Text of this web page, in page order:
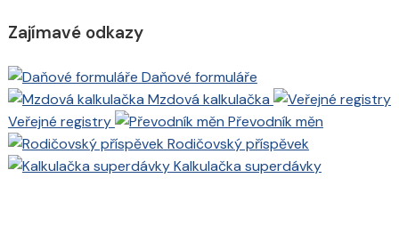
Zajímavé odkazy
Daňové formuláře
Mzdová kalkulačka
Veřejné registry
Převodník měn
Rodičovský příspěvek
Kalkulačka superdávky